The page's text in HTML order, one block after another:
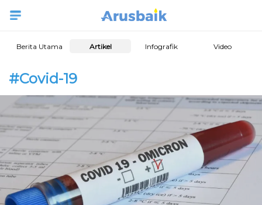
Berita Utama Artikel Infografik Video
#Covid-19